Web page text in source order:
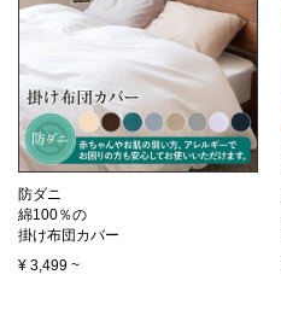
防ダニ
綿100％の
掛け布団カバー
¥ 3,499 ~